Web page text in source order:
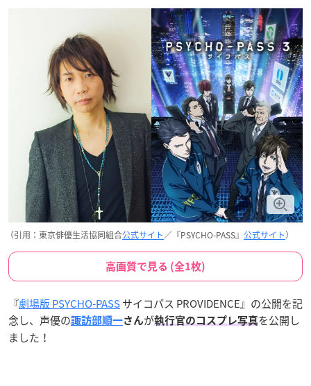
（引用：東京俳優生活協同組合公式サイト／『PSYCHO-PASS』 公式サイト）
高画質で見る (全1枚)
『劇場版 PSYCHO-PASSサイコパス PROVIDENCE』の公開を記
念し、声優の諏訪部順一さんが執行官のコスプレ写真を公開し
ました！